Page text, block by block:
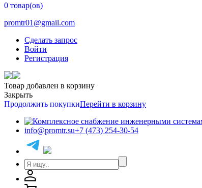
0 товар(ов)
promtr01@gmail.com
Сделать запрос
Войти
Регистрация
Товар добавлен в корзину
Закрыть
Продолжить покупкиПерейти в корзину
info@promtr.su+7 (473) 254-30-54